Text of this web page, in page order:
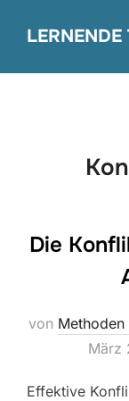
InhaltLERNENDE
Die
von Methoden
März
Effektive